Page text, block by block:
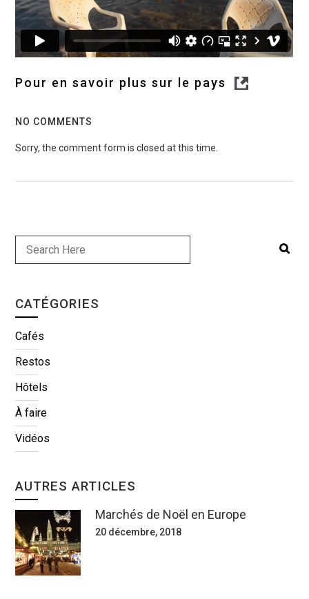
Pour en savoir plus sur le pays
NO COMMENTS
Sorry, the comment form is closed at this time.
CATÉGORIES
Cafés
Restos
Hôtels
À faire
Vidéos
AUTRES ARTICLES
Marchés de Noël en Europe
20 décembre, 2018